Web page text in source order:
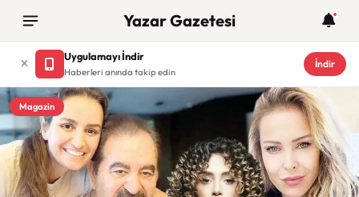
Yazar Gazetesi
Uygulamayı İndir
Haberleri anında takip edin
İndir
Magazin